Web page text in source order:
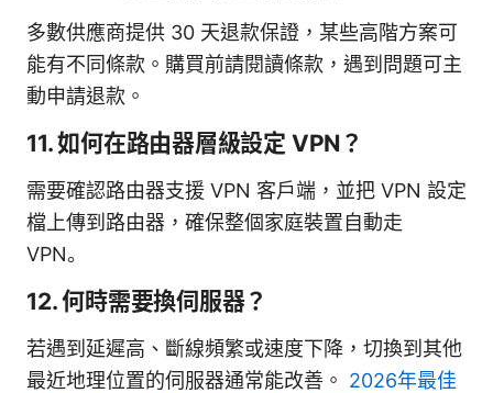
多數供應商提供 30 天退款保證，某些高階方案可
能有不同條款。購買前請閱讀條款，遇到問題可主
動申請退款。
11. 如何在路由器層級設定 VPN？
需要確認路由器支援 VPN 客戶端，並把 VPN 設定
檔上傳到路由器，確保整個家庭裝置自動走
VPN。
12. 何時需要換伺服器？
若遇到延遲高、斷線頻繁或速度下降，切換到其他
最近地理位置的伺服器通常能改善。 2026年最佳